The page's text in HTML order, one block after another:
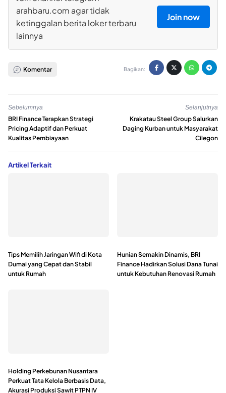
arahbaru.com agar tidak
ketinggalan berita loker terbaru
lainnya
Join now
Komentar Bagikan:
Sebelumnya
BRI Finance Terapkan Strategi
Pricing Adaptif dan Perkuat
Kualitas Pembiayaan
Selanjutnya
Krakatau Steel Group Salurkan
Daging Kurban untuk Masyarakat
Cilegon
Artikel Terkait
Tips Memilih Jaringan Wifi di Kota
Dumai yang Cepat dan Stabil
untuk Rumah
Hunian Semakin Dinamis, BRI
Finance Hadirkan Solusi Dana Tunai
untuk Kebutuhan Renovasi Rumah
Holding Perkebunan Nusantara
Perkuat Tata Kelola Berbasis Data,
Akurasi Produksi Sawit PTPN IV